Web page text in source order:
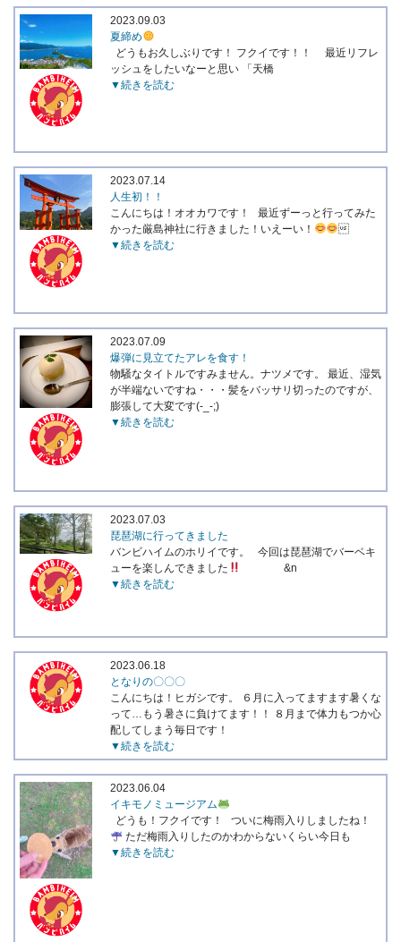
2023.09.03
夏締め
どうもお久しぶりです！ フクイです！！ 最近リフレ
ッシュをしたいなーと思い 「天橋
▼続きを読む
2023.07.14
人生初！！
こんにちは！オオカワです！ 最近ずーっと行ってみた
かった厳島神社に行きました！いえーい！
▼続きを読む
2023.07.09
爆弾に見立てたアレを食す！
物騒なタイトルですみません。ナツメです。 最近、湿気
が半端ないですね・・・髪をバッサリ切ったのですが、
膨張して大変です(-_-;)
▼続きを読む
2023.07.03
琵琶湖に行ってきました
バンビハイムのホリイです。 今回は琵琶湖でバーベキ
ューを楽しんできました
&n
▼続きを読む
2023.06.18
となりの〇〇〇
こんにちは！ヒガシです。 ６月に入ってますます暑くな
って…もう暑さに負けてます！！ ８月まで体力もつか心
配してしまう毎日です！
▼続きを読む
2023.06.04
イキモノミュージアム
どうも！フクイです！ ついに梅雨入りしましたね！
ただ梅雨入りしたのかわからないくらい今日も
▼続きを読む